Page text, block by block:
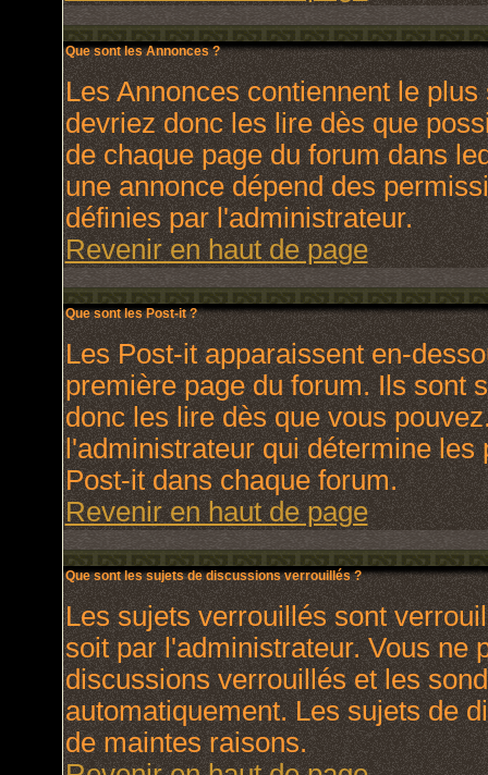
Que sont les Annonces ?
Les Annonces contiennent le
devriez donc les lire dès que
de chaque page du forum dans
une annonce dépend des
définies par l'administrateur.
Revenir en haut de page
Que sont les Post-it ?
Les Post-it apparaissent en-
première page du forum. Ils sont
donc les lire dès que vous
l'administrateur qui détermine
Post-it dans chaque forum.
Revenir en haut de page
Que sont les sujets de discussions verrouillés ?
Les sujets verrouillés sont
soit par l'administrateur. Vous ne
discussions verrouillés et les
automatiquement. Les sujets de
de maintes raisons.